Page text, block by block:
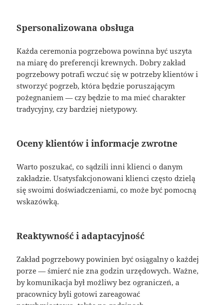
Spersonalizowana obsługa
Każda ceremonia pogrzebowa powinna być uszyta
na miarę do preferencji krewnych. Dobry zakład
pogrzebowy potrafi wczuć się w potrzeby klientów i
stworzyć pogrzeb, która będzie poruszającym
pożegnaniem — czy będzie to ma mieć charakter
tradycyjny, czy bardziej nietypowy.
Oceny klientów i informacje zwrotne
Warto poszukać, co sądzili inni klienci o danym
zakładzie. Usatysfakcjonowani klienci często dzielą
się swoimi doświadczeniami, co może być pomocną
wskazówką.
Reaktywność i adaptacyjność
Zakład pogrzebowy powinien być osiągalny o każdej
porze — śmierć nie zna godzin urzędowych. Ważne,
by komunikacja był możliwy bez ograniczeń, a
pracownicy byli gotowi zareagować